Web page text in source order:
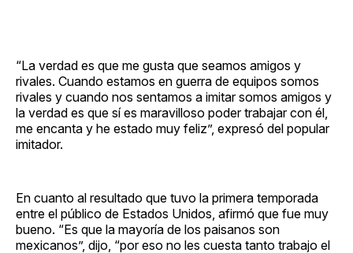
“La verdad es que me gusta que seamos amigos y
rivales. Cuando estamos en guerra de equipos somos
rivales y cuando nos sentamos a imitar somos amigos y
la verdad es que sí es maravilloso poder trabajar con él,
me encanta y he estado muy feliz”, expresó del popular
imitador.
En cuanto al resultado que tuvo la primera temporada
entre el público de Estados Unidos, afirmó que fue muy
bueno. “Es que la mayoría de los paisanos son
mexicanos”, dijo, “por eso no les cuesta tanto trabajo el